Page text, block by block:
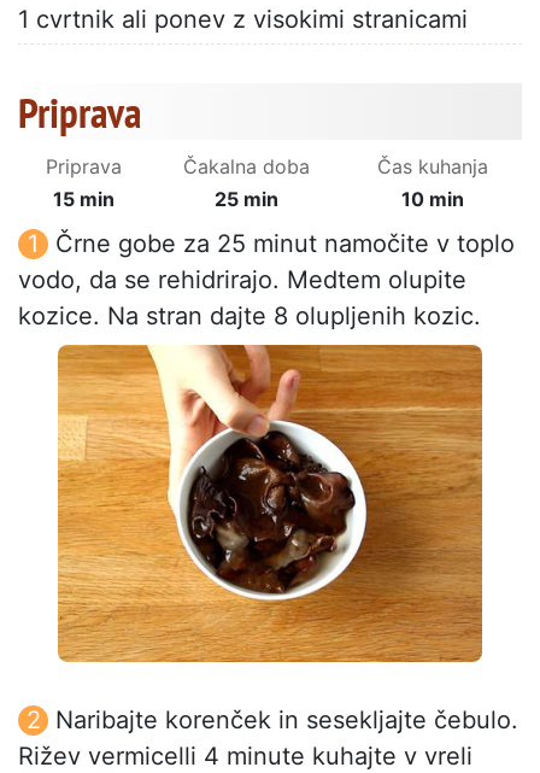
1 cvrtnik ali ponev z visokimi stranicami
Priprava
Priprava
15 min
Čakalna doba
25 min
Čas kuhanja
10 min
Črne gobe za 25 minut namočite v toplo
vodo, da se rehidrirajo. Medtem olupite
kozice. Na stran dajte 8 olupljenih kozic.
Naribajte korenček in sesekljajte čebulo.
Rižev vermicelli 4 minute kuhajte v vreli